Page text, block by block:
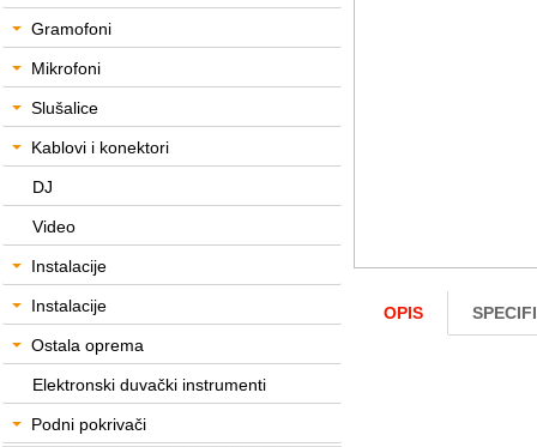
Gramofoni
Mikrofoni
Slušalice
Kablovi i konektori
DJ
Video
Instalacije
Instalacije
Ostala oprema
Elektronski duvački instrumenti
Podni pokrivači
OPIS